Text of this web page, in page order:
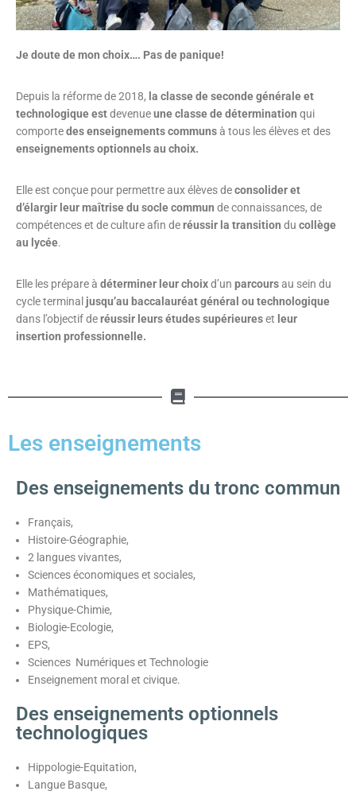
Je doute de mon choix…. Pas de panique!
Depuis la réforme de 2018, la classe de seconde générale et
technologique estdevenueune classe de détermination qui
comportedes enseignements communsà tous les élèves et des
enseignements optionnels au choix.
Elle est conçue pour permettre aux élèves deconsolider et
d’élargir leur maîtrise du socle commun de connaissances, de
compétences et de culture afin deréussir la transition du collège
au lycée.
Elle les prépare à déterminer leur choixd’un parcoursau sein du
cycle terminal jusqu’au baccalauréat général ou technologique
dans l’objectif deréussir leurs études supérieureset leur
insertion professionnelle.
Les enseignements
Des enseignements du tronc commun
Français,
Histoire-Géographie,
2 langues vivantes,
Sciences économiques et sociales,
Mathématiques,
Physique-Chimie,
Biologie-Ecologie,
EPS,
Sciences Numériques et Technologie
Enseignement moral et civique.
Des enseignements optionnels
technologiques
Hippologie-Equitation,
Langue Basque,